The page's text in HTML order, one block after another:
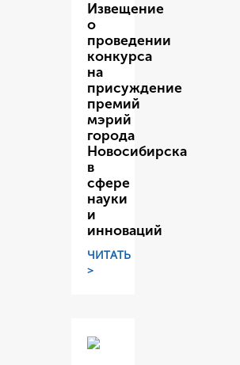
Извещение
о
проведении
конкурса
на
присуждение
премий
мэрий
города
Новосибирска
в
сфере
науки
и
инноваций
ЧИТАТЬ
>